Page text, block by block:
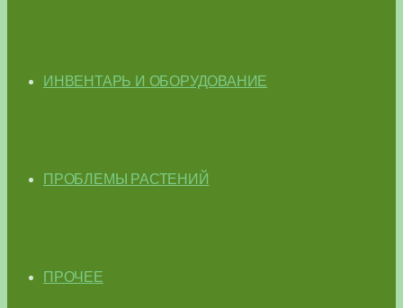
ИНВЕНТАРЬ И ОБОРУДОВАНИЕ
ПРОБЛЕМЫ РАСТЕНИЙ
ПРОЧЕЕ